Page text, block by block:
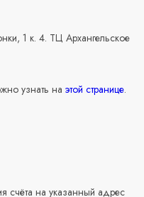
1 к. 4. ТЦ Архангельское
узнать на этой странице.
счёта на указанный адрес